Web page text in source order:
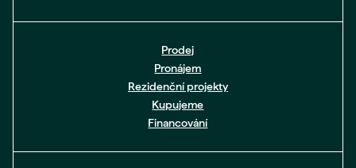
Prodej
Pronájem
Rezidenční projekty
Kupujeme
Financování